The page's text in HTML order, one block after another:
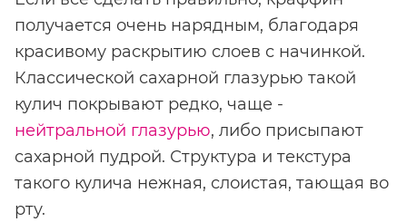
получается очень нарядным, благодаря
красивому раскрытию слоев с начинкой.
Классической сахарной глазурью такой
кулич покрывают редко, чаще -
нейтральной глазурью, либо присыпают
сахарной пудрой. Структура и текстура
такого кулича нежная, слоистая, тающая во
рту.